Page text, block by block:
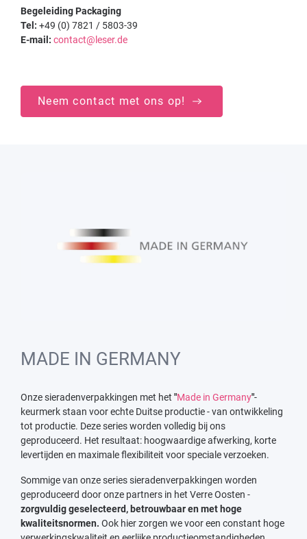
Begeleiding Packaging
Tel: +49 (0) 7821 / 5803-39
E-mail: contact@leser.de
Neem contact met ons op!
MADE IN GERMANY
Onze sieradenverpakkingen met het "Made in Germany"-
keurmerk staan voor echte Duitse productie - van ontwikkeling
tot productie. Deze series worden volledig bij ons
geproduceerd. Het resultaat: hoogwaardige afwerking, korte
levertijden en maximale flexibiliteit voor speciale verzoeken.
Sommige van onze series sieradenverpakkingen worden
geproduceerd door onze partners in het Verre Oosten -
zorgvuldig geselecteerd, betrouwbaar en met hoge
kwaliteitsnormen. Ook hier zorgen we voor een constant hoge